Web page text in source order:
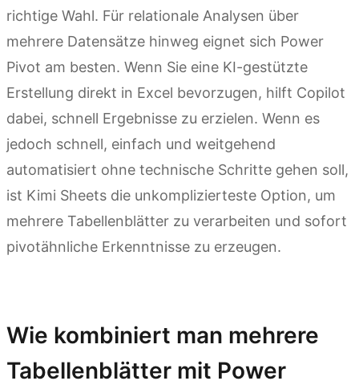
richtige Wahl. Für relationale Analysen über
mehrere Datensätze hinweg eignet sich Power
Pivot am besten. Wenn Sie eine KI-gestützte
Erstellung direkt in Excel bevorzugen, hilft Copilot
dabei, schnell Ergebnisse zu erzielen. Wenn es
jedoch schnell, einfach und weitgehend
automatisiert ohne technische Schritte gehen soll,
ist Kimi Sheets die unkomplizierteste Option, um
mehrere Tabellenblätter zu verarbeiten und sofort
pivotähnliche Erkenntnisse zu erzeugen.
Wie kombiniert man mehrere
Tabellenblätter mit Power